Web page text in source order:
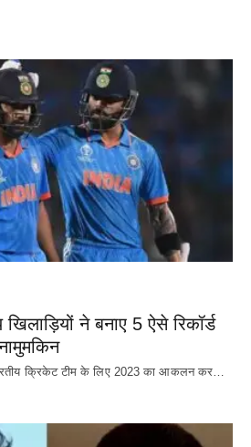
ने बनाए 5 ऐसे रिकॉर्ड
क्रिकेट‌ टीम के लिए 2023 का आकलन कर…